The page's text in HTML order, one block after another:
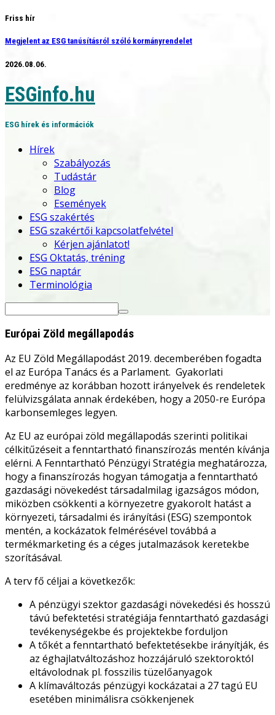
Skip
content
Friss hír
Megjelent az ESG tanúsításról szóló kormányrendelet
2026.08.06.
ESGinfo.hu
ESG hírek és információk
Hírek
Szabályozás
Tudástár
Blog
Események
ESG szakértés
ESG szakértői kapcsolatfelvétel
Kérjen ajánlatot!
ESG Oktatás, tréning
ESG naptár
Terminológia
Search
Európai Zöld megállapodás
Az EU Zöld Megállapodást 2019. decemberében fogadta
el az Európa Tanács és a Parlament. Gyakorlati
eredménye az korábban hozott irányelvek és rendeletek
felülvizsgálata annak érdekében, hogy a 2050-re Európa
karbonsemleges legyen.
Az EU az európai zöld megállapodás szerinti politikai
célkitűzéseit a fenntartható finanszírozás mentén kívánja
elérni. A Fenntartható Pénzügyi Stratégia meghatározza,
hogy a finanszírozás hogyan támogatja a fenntartható
gazdasági növekedést társadalmilag igazságos módon,
miközben csökkenti a környezetre gyakorolt ​​hatást a
környezeti, társadalmi és irányítási (ESG) szempontok
mentén, a kockázatok felmérésével továbbá a
termékmarketing és a céges jutalmazások keretekbe
szorításával.
A terv fő céljai a következők:
A pénzügyi szektor gazdasági növekedési és hosszú
távú befektetési stratégiája fenntartható gazdasági
tevékenységekbe és projektekbe forduljon
A tőkét a fenntartható befektetésekbe irányítják, és
az éghajlatváltozáshoz hozzájáruló szektoroktól
eltávolodnak pl. fosszilis tüzelőanyagok
A klímaváltozás pénzügyi kockázatai a 27 tagú EU
esetében minimálisra csökkenjenek